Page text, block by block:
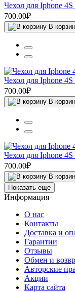
Чехол для Iphone
700.00₽
В
Чехол для Iphone
700.00₽
В
Чехол для Iphone
700.00₽
В
Показать еще
Информация
О нас
Контакты
Доставка и
Гарантии
Отзывы
Обмен и
Авторские
Акции
Карта сайта